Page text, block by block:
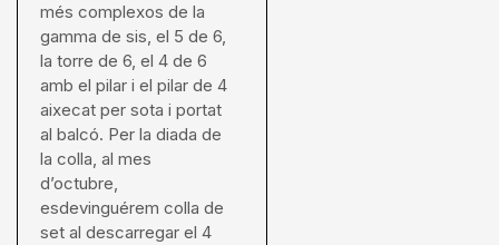
més complexos de la
gamma de sis, el 5 de 6,
la torre de 6, el 4 de 6
amb el pilar i el pilar de 4
aixecat per sota i portat
al balcó. Per la diada de
la colla, al mes
d’octubre,
esdevinguérem colla de
set al descarregar el 4